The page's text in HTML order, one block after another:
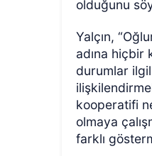
olduğunu
Yalçın,
adına hiçbir
durumlar
kooperatifi
olmaya
farklı